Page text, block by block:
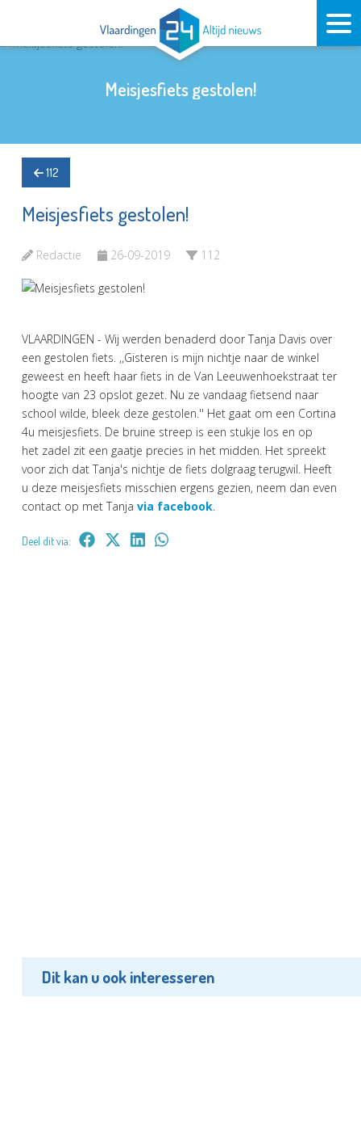
Meisjesfiets gestolen!
112
Meisjesfiets gestolen!
Redactie 26-09-2019 112
VLAARDINGEN - Wij werden benaderd door Tanja Davis over
een gestolen fiets. ,,Gisteren is mijn nichtje naar de winkel
geweest en heeft haar fiets in de Van Leeuwenhoekstraat ter
hoogte van 23 opslot gezet. Nu ze vandaag fietsend naar
school wilde, bleek deze gestolen.'' Het gaat om een Cortina
4u meisjesfiets. De bruine streep is een stukje los en op
het zadel zit een gaatje precies in het midden. Het spreekt
voor zich dat Tanja's nichtje de fiets dolgraag terugwil. Heeft
u deze meisjesfiets misschien ergens gezien, neem dan even
contact op met Tanja via facebook
Deel dit via:
Dit kan u ook interesseren